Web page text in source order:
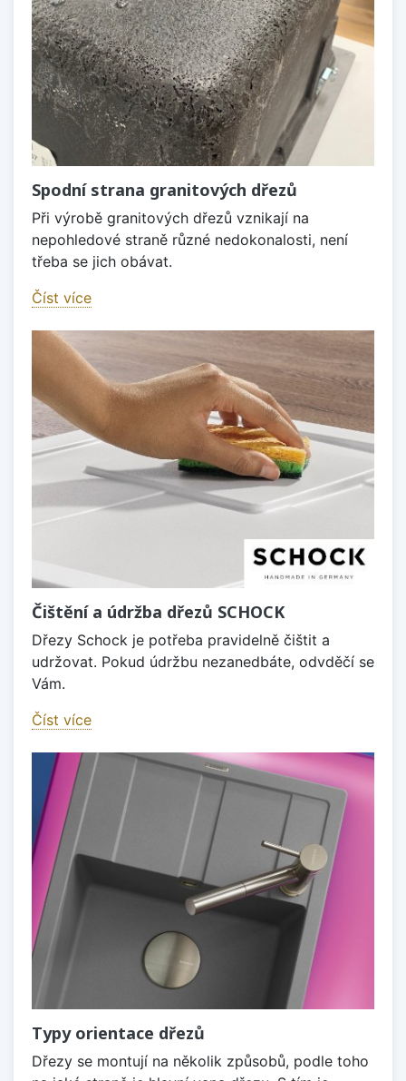
Spodní strana granitových dřezů
Při výrobě granitových dřezů vznikají na
nepohledové straně různé nedokonalosti, není
třeba se jich obávat.
Číst více
Čištění a údržba dřezů SCHOCK
Dřezy Schock je potřeba pravidelně čištit a
udržovat. Pokud údržbu nezanedbáte, odvděčí se
Vám.
Číst více
Typy orientace dřezů
Dřezy se montují na několik způsobů, podle toho